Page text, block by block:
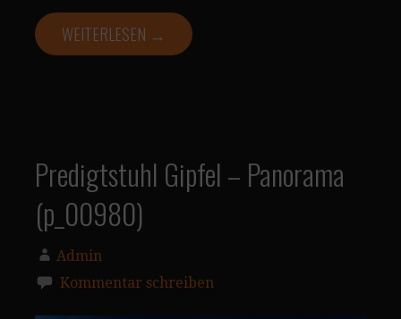
WEITERLESEN →
Predigtstuhl Gipfel – Panorama
(p_00980)
Admin
Kommentar schreiben